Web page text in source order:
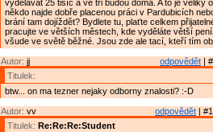
vydělávat 25 tisíc a ve tři budou doma. A to je veliký
někdo najde dobře placenou práci v Pardubicích
brání tam dojíždět? Bydlete tu, plaťte celkem
pracujte ve větších městech, kde vyděláte větší
všude ve světě běžné. Jsou zde ale tací, kteří tím
odpovědět |
Autor: jj
Titulek:
btw... on ma tezner nejaky odborny znalosti? :-D
odpovědět |
Autor: vv
Titulek: Re:Re:Re:Student